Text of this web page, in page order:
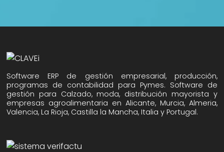
Software ERP de gestión empresarial, producción,
programas de contabilidad para Pymes. Software de
gestión para Calzado, moda, distribución mayorista y
empresas agroalimentaria en Alicante, Murcia, Almeria,
Valencia, La Rioja, Castilla la Mancha, Italia y Portugal.